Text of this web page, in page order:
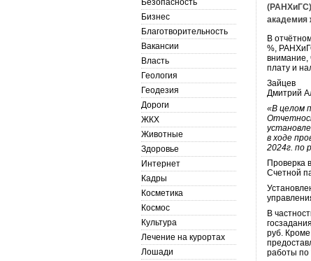
академия
В
%,
внимание,
плату и
Зайцев
Дмитрий
«В целом
в ходе
2024г. по
Проверка
Счетной
В
руб. Кроме
работы
Безопасность
Бизнес
Благотворительность
Вакансии
Власть
Геология
Геодезия
Дороги
ЖКХ
Животные
Здоровье
Интернет
Кадры
Косметика
Космос
Культура
Лечение на курортах
Лошади